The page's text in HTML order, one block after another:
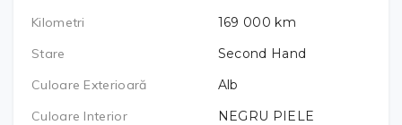
Kilometri
169 000 km
Stare
Second Hand
Culoare Exterioară
Alb
Culoare Interior
NEGRU PIELE